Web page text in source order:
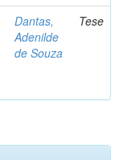
Dantas,
Adenilde
de Souza
Tese